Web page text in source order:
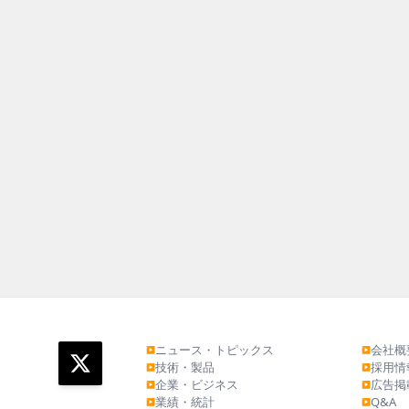
▶ニュース・トピックス
▶技術・製品
▶企業・ビジネス
▶業績・統計
▶会社概
▶採用情
▶広告
▶Q&A